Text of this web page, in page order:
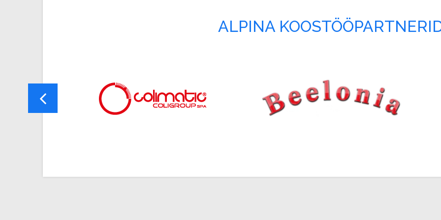
ALPINA